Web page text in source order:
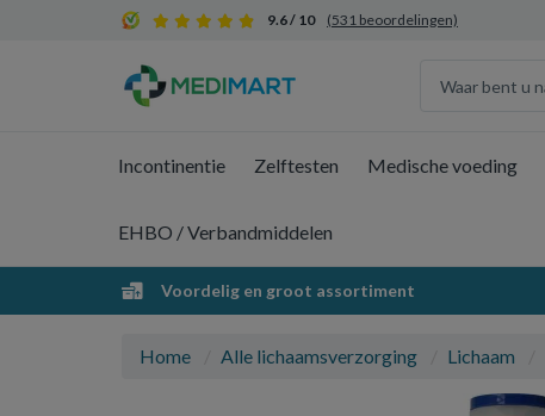
9.6 / 10 (531 beoordelingen)
Incontinentie Zelftesten Medische voeding
EHBO / Verbandmiddelen
Voordelig en groot assortiment
Home Alle lichaamsverzorging Lichaam